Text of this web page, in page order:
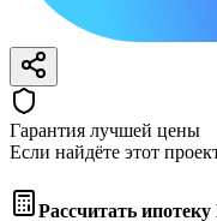
Гарантия лучшей цены
Если найдёте этот
Рассчитать